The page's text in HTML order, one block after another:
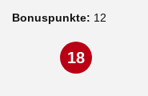
Bonuspunkte: 12
18